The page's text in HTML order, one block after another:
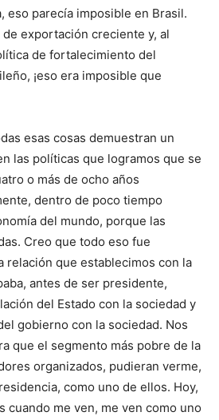
eso parecía imposible en Brasil.
exportación creciente y, al
de fortalecimiento del
¡eso era imposible que
esas cosas demuestran un
las políticas que logramos que se
o más de ocho años
dentro de poco tiempo
del mundo, porque las
Creo que todo eso fue
relación que establecimos con la
antes de ser presidente,
del Estado con la sociedad y
gobierno con la sociedad. Nos
que el segmento más pobre de la
organizados, pudieran verme,
como uno de ellos. Hoy,
cuando me ven, me ven como uno